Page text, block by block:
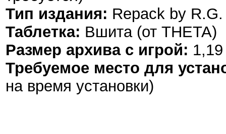
Тип издания: Repack by
Таблетка: Вшита (от THETA)
Размер архива с игрой:
Требуемое место для
на время установки)